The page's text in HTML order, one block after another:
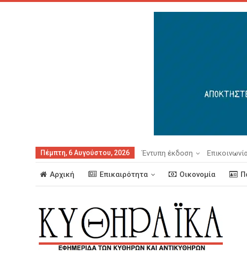
Πέμπτη, 6 Αυγούστου, 2026 Έντυπη έκδοση
Αρχική Επικαιρότητα Οικονομία